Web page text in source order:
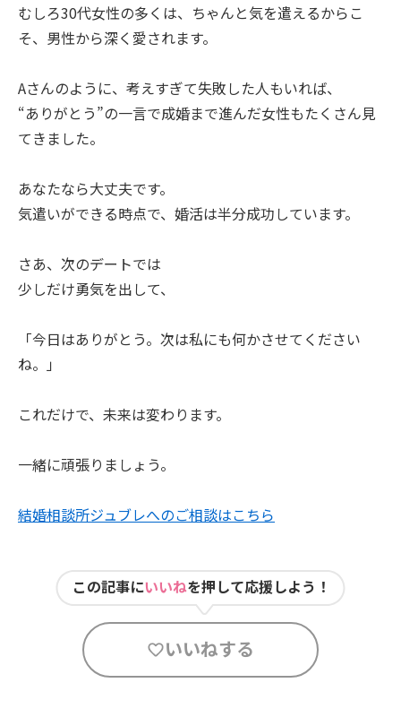
むしろ30代女性の多くは、ちゃんと気を遣えるからこ
そ、男性から深く愛されます。
Aさんのように、考えすぎて失敗した人もいれば、
“ありがとう”の一言で成婚まで進んだ女性もたくさん見
てきました。
あなたなら大丈夫です。
気遣いができる時点で、婚活は半分成功しています。
さあ、次のデートでは
少しだけ勇気を出して、
「今日はありがとう。次は私にも何かさせてください
ね。」
これだけで、未来は変わります。
一緒に頑張りましょう。
結婚相談所ジュブレへのご相談はこちら
この記事にいいねを押して応援しよう！
いいねする